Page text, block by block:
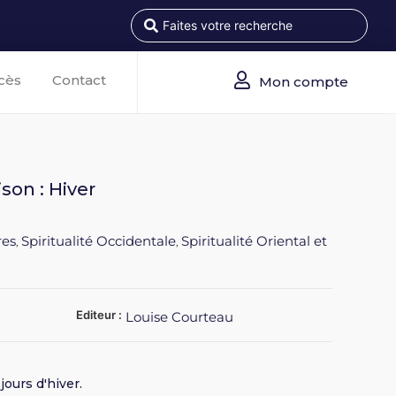
Contact Mon compte
: Hiver
,Spiritualité Occidentale,Spiritualité Oriental et
Editeur : Louise Courteau
d'hiver.